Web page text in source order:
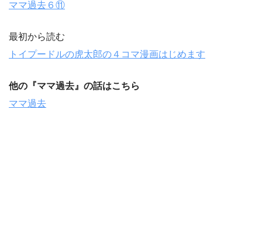
ママ過去６⑪
最初から読む
トイプードルの虎太郎の４コマ漫画はじめます
他の『ママ過去』の話はこちら
ママ過去